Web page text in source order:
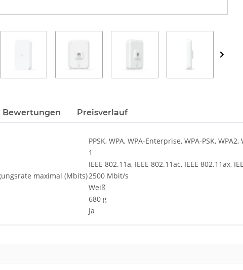
anzeigen
Bewertungen Preisverlauf
PPSK, WPA, WPA-Enterprise, WPA-PSK, WPA2,
1
IEEE 802.11a, IEEE 802.11ac, IEEE 802.11ax,
maximal (Mbits)2500 Mbit/s
Weiß
680 g
Ja